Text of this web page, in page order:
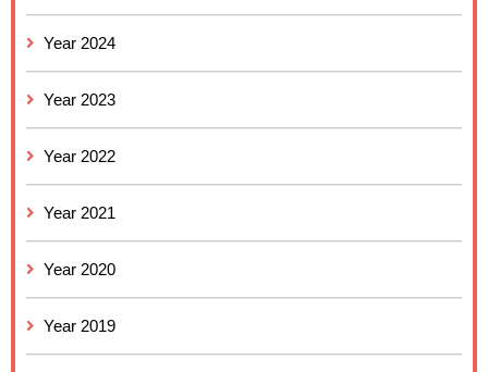
Year 2024
Year 2023
Year 2022
Year 2021
Year 2020
Year 2019